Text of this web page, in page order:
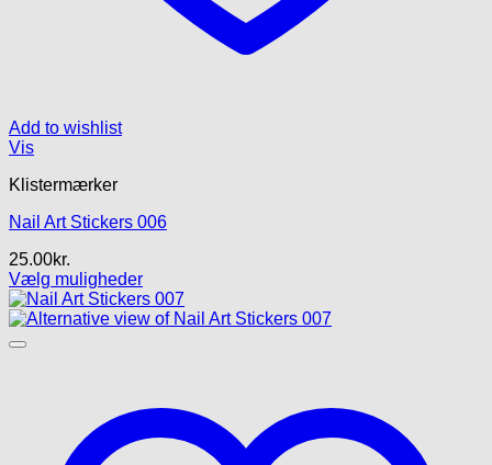
Add to wishlist
Vis
Klistermærker
Nail Art Stickers 006
25.00kr.
Vælg muligheder
Dette
vare
har